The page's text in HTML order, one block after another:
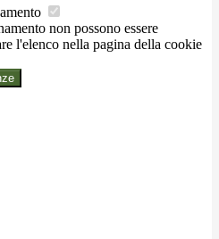
non possono essere
l'elenco nella pagina della cookie